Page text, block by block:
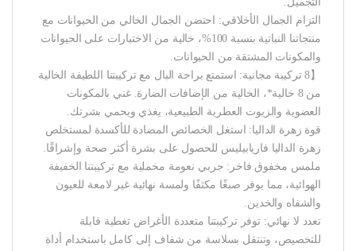
التزام الجمال الأخلاقي: احتضن الجمال الخالي من الحيوانات مع
منتجاتنا النباتية بنسبة 100%، خالية من الاختبارات على الحيوانات
والمكونات المشتقة من الحيوانات.
【8 تركيبة مجانية: استمتع براحة البال مع تركيبتنا اللطيفة الخالية
من 8 خالية*، الخالية من الإضافات الضارة. غني بالمكونات
العضوية والزيوت العطرية الطبيعية، يغذي ويحمي بشرتك.
قوة زهرة الداليا: استغل الخصائص المضادة للأكسدة لمستخلص
زهرة الداليا فاريابيليس للحصول على بشرة أكثر صحة وإشراقًا.
ملمس مخفوق فاخر: جربي نعومة مخملية مع تركيبتنا الخفيفة
الهوائية، مما يوفر صبغًا مكثفًا ولمسة نهائية غير لامعة للعيون
والشفاه والخدين.
تعدد لا نهائي: توفر تركيبتنا متعددة الأغراض تغطية قابلة
للتخصيص، وتنتقل بسلاسة من شفاف إلى كامل باستخدام أداة